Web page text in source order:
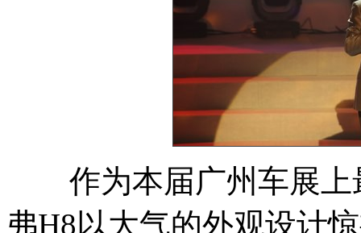
作为本届广州车展上
弗H8以大气的外观设计